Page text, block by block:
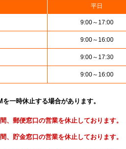
平日
9:00～17:00
9:00～16:00
9:00～17:30
9:00～16:00
一時休止する場合があります。
、郵便窓口の営業を休止しております。
、貯金窓口の営業を休止しております。